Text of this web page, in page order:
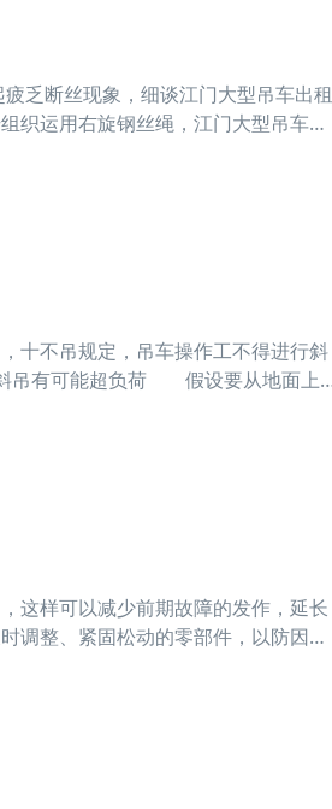
乏断丝现象，细谈江门大型吊车出租
运用右旋钢丝绳，江门大型吊车出
十不吊规定，吊车操作工不得进行斜
吊有可能超负荷 假设要从地面上
样可以减少前期故障的发作，延长
整、紧固松动的零部件，以防因松